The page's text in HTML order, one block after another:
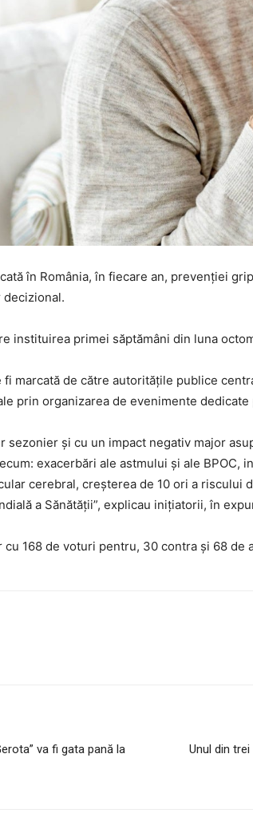
în România, în fiecare an, prevenţiei
instituirea primei săptămâni din luna
marcată de către autorităţile publice
prin organizarea de evenimente
sezonier şi cu un impact negativ major
exacerbări ale astmului şi ale
cerebral, creşterea de 10 ori a riscului
a Sănătăţii”, explicau iniţiatorii, în
168 de voturi pentru, 30 contra şi 68 de
va fi gata pană la
Unul din